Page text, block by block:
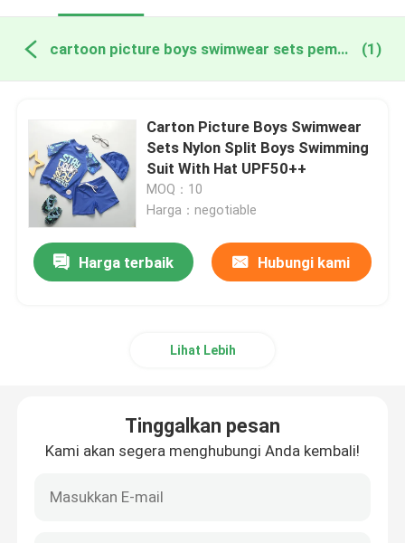
cartoon picture boys swimwear sets pembuatan online (1)
Carton Picture Boys Swimwear
Sets Nylon Split Boys Swimming
Suit With Hat UPF50++
MOQ：10
Harga：negotiable
Harga terbaik Hubungi kami
Lihat Lebih
Tinggalkan pesan
Kami akan segera menghubungi Anda kembali!